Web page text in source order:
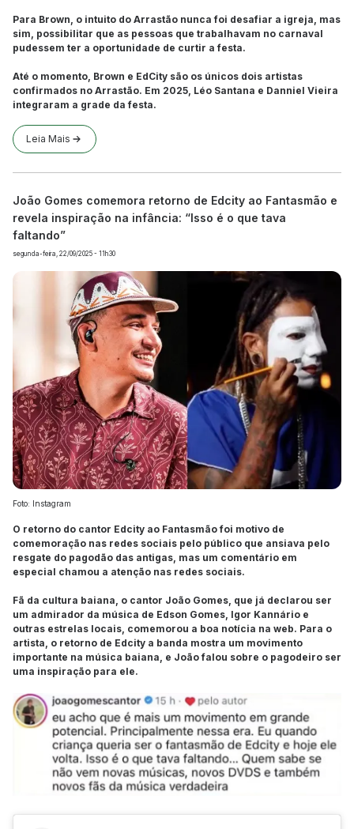
Para Brown, o intuito do Arrastão nunca foi desafiar a igreja, mas
sim, possibilitar que as pessoas que trabalhavam no carnaval
pudessem ter a oportunidade de curtir a festa.
Até o momento, Brown e EdCity são os únicos dois artistas
confirmados no Arrastão. Em 2025, Léo Santana e Danniel Vieira
integraram a grade da festa.
Leia Mais
João Gomes comemora retorno de Edcity ao Fantasmão e
revela inspiração na infância: “Isso é o que tava
faltando”
segunda-feira, 22/09/2025 - 11h30
Foto: Instagram
O retorno do cantor Edcity ao Fantasmão foi motivo de
comemoração nas redes sociais pelo público que ansiava pelo
resgate do pagodão das antigas, mas um comentário em
especial chamou a atenção nas redes sociais.
Fã da cultura baiana, o cantor João Gomes, que já declarou ser
um admirador da música de Edson Gomes, Igor Kannário e
outras estrelas locais, comemorou a boa notícia na web. Para o
artista, o retorno de Edcity a banda mostra um movimento
importante na música baiana, e João falou sobre o pagodeiro ser
uma inspiração para ele.